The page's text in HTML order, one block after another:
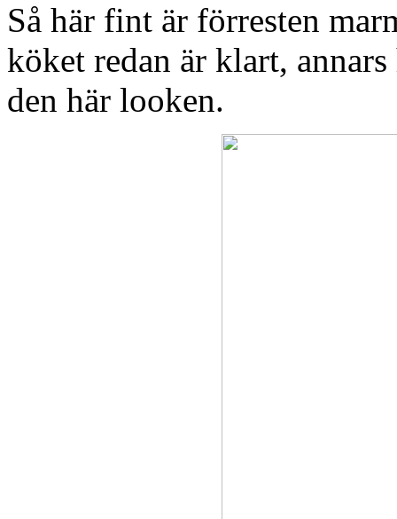
Så här fint är förresten
köket redan är klart,
den här looken.